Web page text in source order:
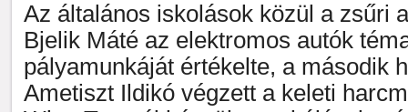
Az általános iskolások közül a zsűri
Bjelik Máté az elektromos autók
pályamunkáját értékelte, a második
Ametiszt Ildikó végzett a keleti